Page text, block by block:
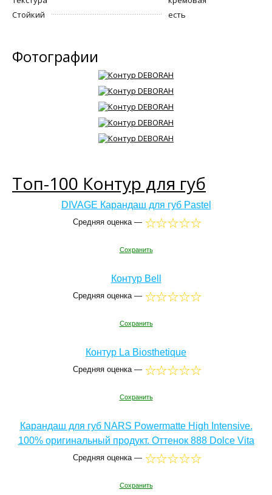
Стойкий
есть
Фотографии
Топ-100 Контур для губ
DIVAGE Карандаш для губ Pastel
Средняя оценка —
Сохранить
Контур Bell
Средняя оценка —
Сохранить
Контур La Biosthetique
Средняя оценка —
Сохранить
Карандаш для губ NARS Powermatte High Intensive.
100% оригинальный продукт. Оттенок 888 Dolce Vita
Средняя оценка —
Сохранить